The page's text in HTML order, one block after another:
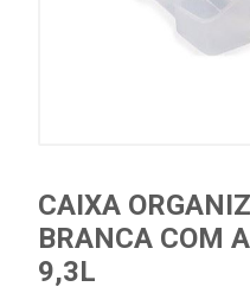
CAIXA
BRANCA COM
9,3L